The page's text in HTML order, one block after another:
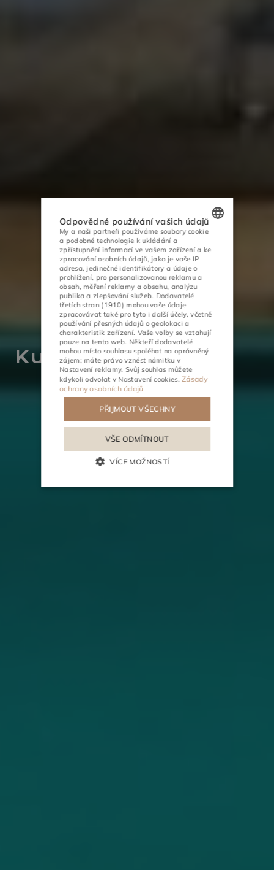
ČINNOSTI SCHŮZKY
Kulečník
POLISH
ENGLISH
GERMAN
CZECH
Odpovědné používání vašich údajů
My a naši partneři používáme soubory cookie
a podobné technologie k ukládání a
zpřístupnění informací ve vašem zařízení a ke
zpracování osobních údajů, jako je vaše IP
adresa, jedinečné identifikátory a údaje o
prohlížení, pro personalizovanou reklamu a
obsah, měření reklamy a obsahu, analýzu
publika a zlepšování služeb. Dodavatelé
třetích stran (1910) mohou vaše údaje
zpracovávat také pro tyto i další účely, včetně
používání přesných údajů o geolokaci a
charakteristik zařízení. Vaše volby se vztahují
pouze na tento web. Někteří dodavatelé
mohou místo souhlasu spoléhat na oprávněný
zájem; máte právo vznést námitku v
Nastavení reklamy. Svůj souhlas můžete
kdykoli odvolat v Nastavení cookies. Zásady
ochrany osobních údajů
PŘIJMOUT VŠECHNY
VŠE ODMÍTNOUT
VÍCE MOŽNOSTÍ